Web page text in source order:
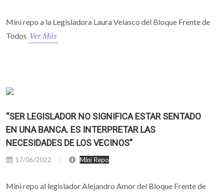
Mini repo a la Legisladora Laura Velasco del Bloque Frente de
Todos Ver Más
“SER LEGISLADOR NO SIGNIFICA ESTAR SENTADO
EN UNA BANCA. ES INTERPRETAR LAS
NECESIDADES DE LOS VECINOS”
17/06/2022 Mini Repo
Mini repo al legislador Alejandro Amor del Bloque Frente de